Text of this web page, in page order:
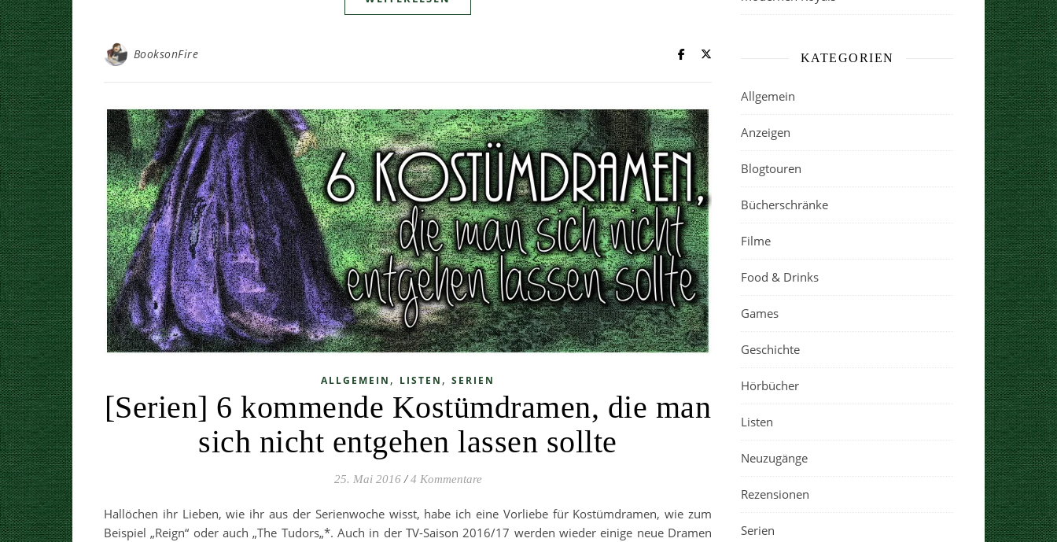
BooksonFire
ALLGEMEIN , LISTEN , SERIEN
[Serien] 6 kommende Kostümdramen, die man
sich nicht entgehen lassen sollte
25. Mai 2016 / 4 Kommentare
Hallöchen ihr Lieben, wie ihr aus der Serienwoche wisst, habe ich eine Vorliebe für Kostümdramen, wie zum
Beispiel „Reign“ oder auch „The Tudors„*. Auch in der TV-Saison 2016/17 werden wieder einige neue Dramen
KATEGORIEN
Allgemein
Anzeigen
Blogtouren
Bücherschränke
Filme
Food & Drinks
Games
Geschichte
Hörbücher
Listen
Neuzugänge
Rezensionen
Serien